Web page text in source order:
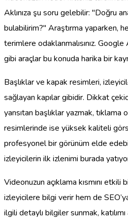
Aklınıza şu soru gelebilir: "Doğru
bulabilirim?" Araştırma yaparken,
terimlere odaklanmalısınız. Google
gibi araçlar bu konuda harika bir
Başlıklar ve kapak resimleri,
sağlayan kapılar gibidir. Dikkat
yansıtan başlıklar yazmak, tıklama
resimlerinde ise yüksek kaliteli
profesyonel bir görünüm elde
izleyicilerin ilk izlenimi burada
Videonuzun açıklama kısmını
izleyicilere bilgi verir hem de
ilgili detaylı bilgiler sunmak, katılımı